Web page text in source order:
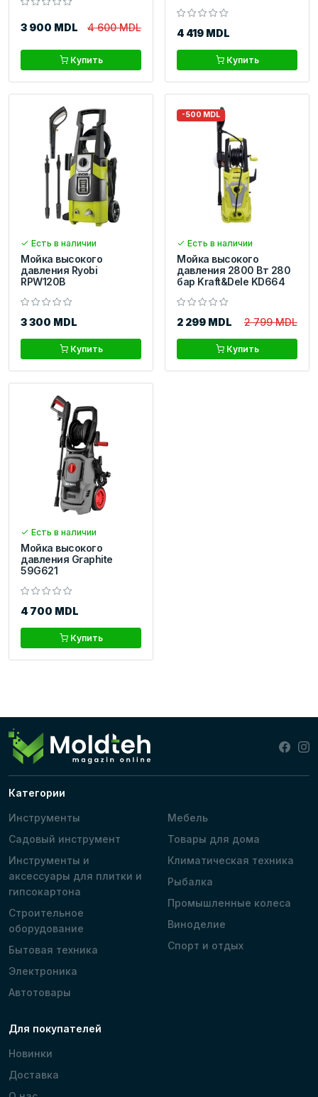
3 900 MDL 4 600 MDL
Купить
4 419 MDL
Купить
Есть в наличии
Мойка высокого
давления Ryobi
RPW120B
3 300 MDL
Купить
-500 MDL
Есть в наличии
Мойка высокого
давления 2800 Вт 280
бар Kraft&Dele KD664
2 299 MDL 2 799 MDL
Купить
Есть в наличии
Мойка высокого
давления Graphite
59G621
4 700 MDL
Купить
Категории
Инструменты
Садовый инструмент
Инструменты и
аксессуары для плитки и
гипсокартона
Строительное
оборудование
Бытовая техника
Электроника
Автотовары
Мебель
Товары для дома
Климатическая техника
Рыбалка
Промышленные колеса
Виноделие
Спорт и отдых
Для покупателей
Новинки
Доставка